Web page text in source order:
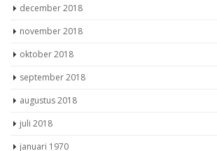
december 2018
november 2018
oktober 2018
september 2018
augustus 2018
juli 2018
januari 1970